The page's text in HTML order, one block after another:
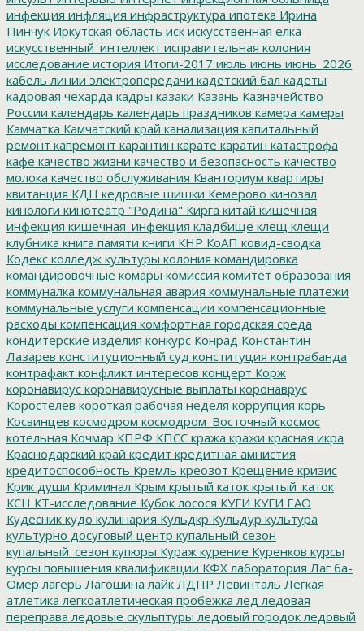
инфекция инфляция инфраструктура ипотека Ирина
Пинчук Иркутская область иск искусственная елка
искусственный_интеллект исправительная колония
исследование история Итоги-2017 июль июнь июнь_2026
кабель линии электропередачи кадетский бал кадеты
кадровая чехарда кадры казаки Казань Казначейство
России календарь календарь праздников камера камеры
Камчатка Камчатский край канализация капитальный
ремонт капремонт карантин карате каратин катастрофа
кафе качество жизни качество и безопасность качество
молока качество обслуживания Кванториум квартиры
квитанция КДН кедровые шишки Кемерово кинозал
кинологи кинотеатр "Родина" Кирга китай кишечная
инфекция кишечная_инфекция кладбище клещ клещи
клубника книга памяти книги КНР КоАП ковид-сводка
Кодекс колледж культуры колония командировка
командировочные комары комиссия комитет образования
коммуналка коммунальная авария коммунальные платежи
коммунальные услуги компенсации компенсационные
расходы компенсация комфортная городская среда
кондитерские изделия конкурс Конрад Константин
Лазарев конституционный суд конституция контрабанда
контрафакт конфликт интересов концерт Корж
коронавирус коронавирусные выплаты коронаврус
Коростелев короткая рабочая неделя коррупция корь
Косвинцев космодром космодром_Восточный космос
котельная Кочмар КПРФ КПСС кража кражи красная икра
Краснодарский край кредит кредитная амнистия
кредитоспособность Кремль креозот Крещение кризис
Крик души Криминал Крым крытый каток крытый_каток
КСН КТ-исследование Кубок лосося КУГИ КУГИ ЕАО
Кудесник кудо кулинария Кульдкр Кульдур культура
культурно досуговый центр купальный сезон
купальный_сезон купюры Кураж курение Куренков курсы
курсы повышения квалификации КФХ лаборатория Лаг ба-
Омер лагерь Лагошина лайк ЛДПР Левинталь Легкая
атлетика легкоатлетическая пробежка лед ледовая
переправа ледовые скульптуры ледовый городок ледовый